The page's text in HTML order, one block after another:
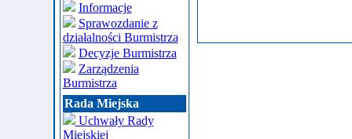
Informacje
Sprawozdanie z
działalności Burmistrza
Decyzje Burmistrza
Zarządzenia
Burmistrza
Rada Miejska
Uchwały Rady
Miejskiej